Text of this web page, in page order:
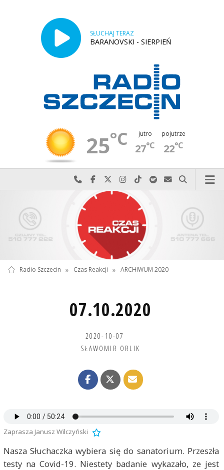
SŁUCHAJ TERAZ
BARANOVSKI - SIERPIEŃ
25°C jutro
27°C
pojutrze
22°C
Najlepiej po prostu do nas zadzwoń
Odwiedź nas na Facebook-u
Odwiedź nas na X
Odwiedź nas na Instagram-ie
Odwiedź nas na TikTok-u
Szukaj nas na Spotify
Wyślij do nas
Szukaj
Radio Szczecin » Czas Reakcji » ARCHIWUM 2020
07.10.2020
2020-10-07
SŁAWOMIR ORLIK
Zaprasza Janusz Wilczyński
Nasza Słuchaczka wybiera się do sanatorium. Przeszła
testy na Covid-19. Niestety badanie wykazało, ze jest